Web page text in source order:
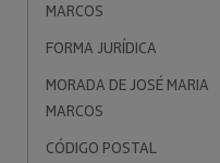
MARCOS
FORMA JURÍDICA
MORADA DE JOSÉ MARIA
MARCOS
CÓDIGO POSTAL